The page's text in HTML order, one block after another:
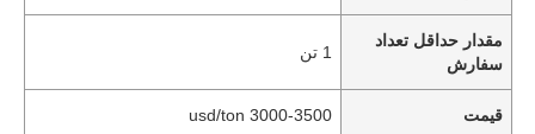
مقدار حداقل تعداد
سفارش
1 تن
قیمت 3000-3500 usd/ton